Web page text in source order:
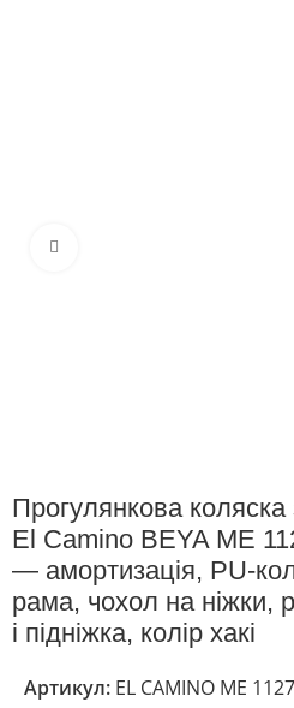
Прогулянкова
El Camino BEYA ME
— амортизація, PU-
рама, чохол на ніжки,
і підніжка, колір хакі
Артикул: EL CAMINO ME